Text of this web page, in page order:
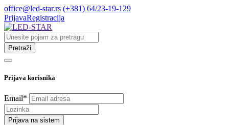
office@led-star.rs (+381) 64/23-19-129
PrijavaRegistracija
Pretraži
Prijava korisnika
Email*
Prijava na sistem